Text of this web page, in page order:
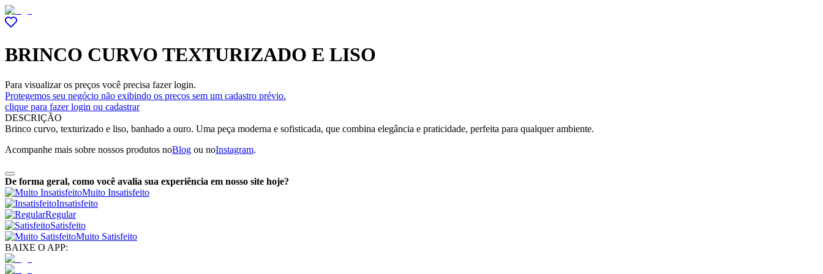
BRINCO CURVO TEXTURIZADO E LISO
Para visualizar os preços você precisa fazer login.
Protegemos seu negócio não exibindo os preços sem um cadastro prévio.
clique para fazer login ou cadastrar
DESCRIÇÃO
Brinco curvo, texturizado e liso, banhado a ouro. Uma peça moderna e sofisticada, que combina elegância e praticidade, perfeita para qualquer ambiente.
Acompanhe mais sobre nossos produtos noBlog ou noInstagram.
De forma geral, como você avalia sua experiência em nosso site hoje?
Muito Insatisfeito
Insatisfeito
Regular
Satisfeito
Muito Satisfeito
BAIXE O APP: